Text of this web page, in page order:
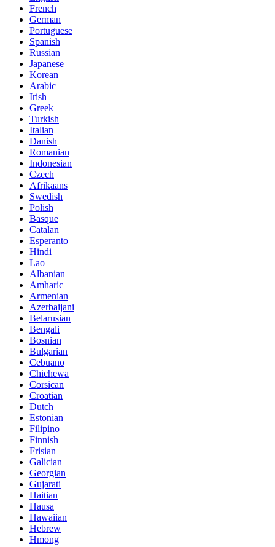
French
German
Portuguese
Spanish
Russian
Japanese
Korean
Arabic
Irish
Greek
Turkish
Italian
Danish
Romanian
Indonesian
Czech
Afrikaans
Swedish
Polish
Basque
Catalan
Esperanto
Hindi
Lao
Albanian
Amharic
Armenian
Azerbaijani
Belarusian
Bengali
Bosnian
Bulgarian
Cebuano
Chichewa
Corsican
Croatian
Dutch
Estonian
Filipino
Finnish
Frisian
Galician
Georgian
Gujarati
Haitian
Hausa
Hawaiian
Hebrew
Hmong